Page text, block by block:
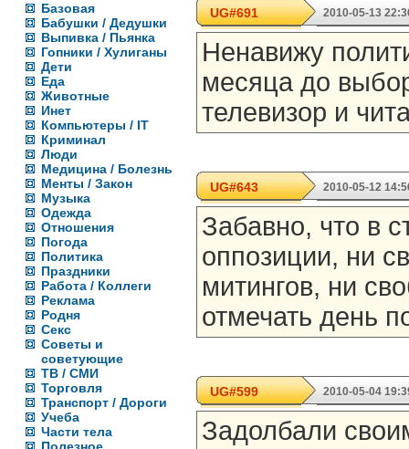
Базовая
Бабушки / Дедушки
Выпивка / Пьянка
Гопники / Хулиганы
Дети
Еда
Животные
Инет
Компьютеры / IT
Криминал
Люди
Медицина / Болезнь
Менты / Закон
Музыка
Одежда
Отношения
Погода
Политика
Праздники
Работа / Коллеги
Реклама
Родня
Секс
Советы и
советующие
ТВ / СМИ
Торговля
Транспорт / Дороги
Учеба
Части тела
UG#691 2010-05-13
Ненавижу
месяца до
телевизор и
UG#643 2010-05-12
Забавно, что в
оппозиции, ни
митингов, ни
отмечать день
UG#599 2010-05-04
Задолбали